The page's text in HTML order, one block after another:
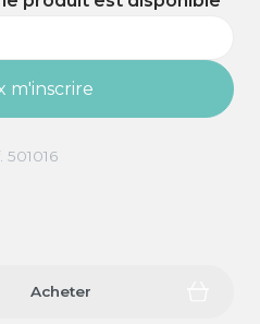
m'inscrire
501016
Acheter